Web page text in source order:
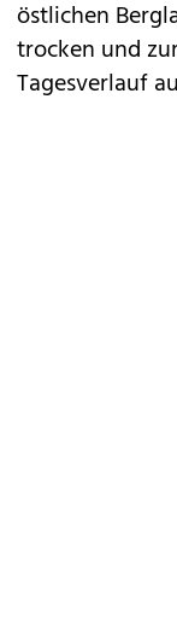
östlichen
trocken und
Tagesverlauf